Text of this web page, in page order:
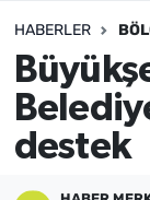
HABERLER
destek